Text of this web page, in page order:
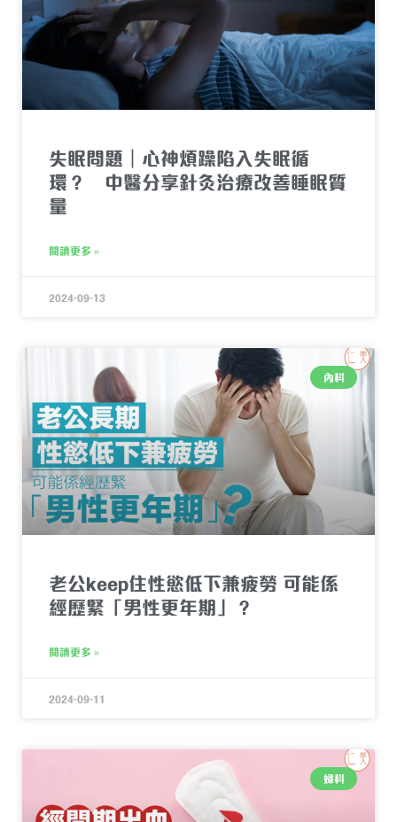
失眠問題｜心神煩躁陷入失眠循
環？ 中醫分享針灸治療改善睡眠質
量
閱讀更多 »
2024-09-13
內科
老公keep住性慾低下兼疲勞 可能係
經歷緊「男性更年期」？
閱讀更多 »
2024-09-11
婦科